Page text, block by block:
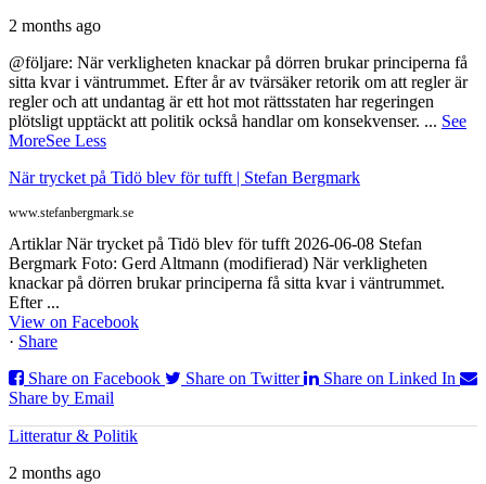
2 months ago
@följare: När verkligheten knackar på dörren brukar principerna få
sitta kvar i väntrummet. Efter år av tvärsäker retorik om att regler är
regler och att undantag är ett hot mot rättsstaten har regeringen
plötsligt upptäckt att politik också handlar om konsekvenser. ... See
MoreSee Less
När trycket på Tidö blev för tufft | Stefan Bergmark
www.stefanbergmark.se
Artiklar När trycket på Tidö blev för tufft 2026-06-08 Stefan
Bergmark Foto: Gerd Altmann (modifierad) När verkligheten
knackar på dörren brukar principerna få sitta kvar i väntrummet.
Efter ...
View on Facebook
· Share
Share on Facebook
Share on Twitter
Share on Linked In
Share by Email
Litteratur & Politik
2 months ago